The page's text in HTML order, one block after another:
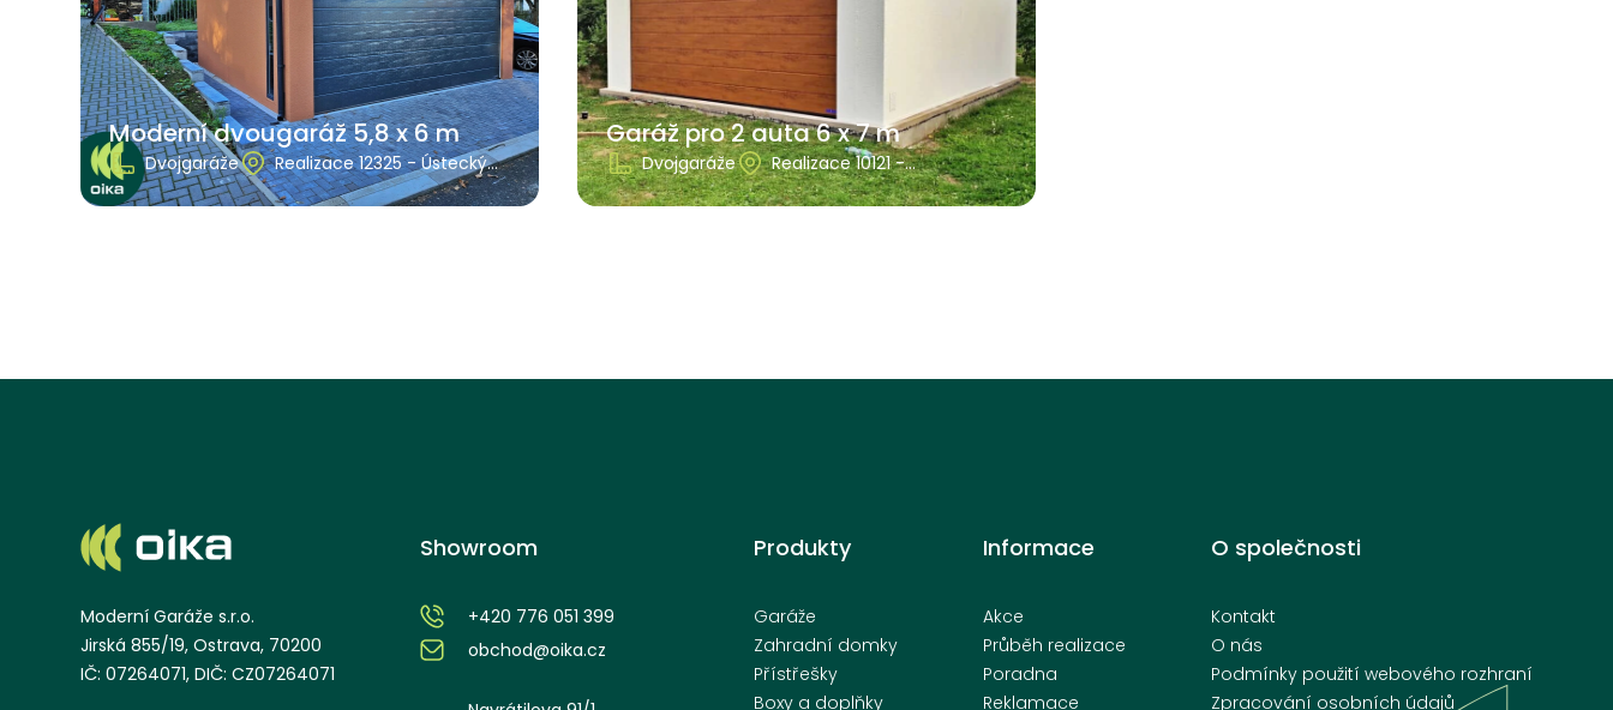
Moderní dvougaráž 5,8 x 6 m
Dvojgaráže
Realizace 12325 - Ústecký
kraj
Garáž pro 2 auta 6 x 7 m
Dvojgaráže
Realizace 10121 -
Středočeský kraj, Kolín
Moderní Garáže s.r.o.
Jirská 855/19, Ostrava, 70200
IČ: 07264071, DIČ: CZ07264071
Showroom
+420 776 051 399
obchod@oika.cz
Produkty
Garáže
Zahradní domky
Přístřešky
Boxy a doplňky
Informace
Akce
Průběh realizace
Poradna
Reklamace
O společnosti
Kontakt
O nás
Podmínky použití webového rozhraní
Zpracování osobních údajů